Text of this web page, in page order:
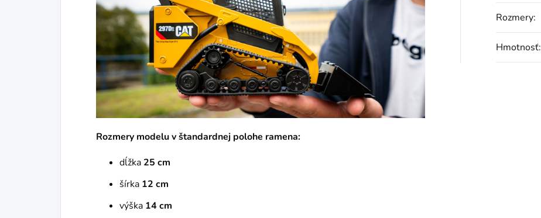
Rozmery modelu v štandardnej polohe ramena:
dĺžka 25 cm
šírka 12 cm
výška 14 cm
Rozmery:
Hmotnosť: